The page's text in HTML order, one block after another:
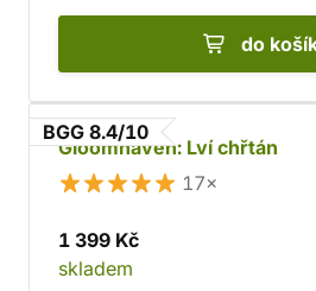
do
BGG 8.4/10
Gloomhaven: Lví chřtán
17×
1 399 Kč
skladem